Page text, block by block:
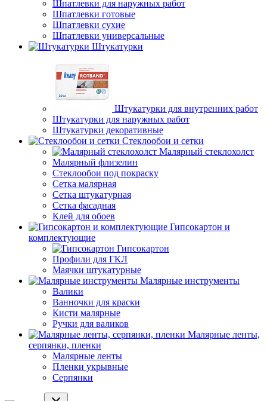
Шпатлевки для наружных работ
Шпатлевки готовые
Шпатлевки сухие
Шпатлевки универсальные
Штукатурки
Штукатурки для внутренних работ
Штукатурки для наружных работ
Штукатурки декоративные
Стеклообои и сетки
Малярный стеклохолст
Малярный флизелин
Стеклообои под покраску
Сетка малярная
Сетка штукатурная
Сетка фасадная
Клей для обоев
Гипсокартон и
комплектующие
Гипсокартон
Профили для ГКЛ
Маячки штукатурные
Малярные инструменты
Валики
Ванночки для краски
Кисти малярные
Ручки для валиков
Малярные ленты,
серпянки, пленки
Малярные ленты
Пленки укрывные
Серпянки